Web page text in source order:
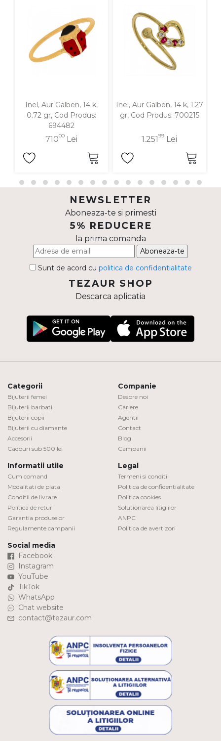
Inel, Aur Galben, 14 k,
0.72 gr, Cod Produs:
694482
71000Lei
Inel, Aur Galben, 14 k, 1.27
gr, Cod Produs: 700215
1.25199 Lei
NEWSLETTER
Aboneaza-te si primesti
5% REDUCERE
la prima comanda
Aboneaza-te
Sunt de acord cu politica de confidentialitate
TEZAUR SHOP
Descarca aplicatia
Categorii
Bijuterii femei
Bijuterii barbati
Bijuterii copii
Bijuterii cu diamante
Accesorii
Cadouri sub 500 lei
Companie
Despre noi
Cariere
Agentii
Contact
Blog
Campanii
Informatii utile
Cum comand
Modalitati de plata
Conditii de livrare
Politica de retur
Garantia produselor
Regulamente campanii
Legal
Termeni si conditii
Politica de confidentialitate
Politica cookies
Solutionarea litigiilor
ANPC
Politica de avertizori
Social media
Facebook
Instagram
YouTube
TikTok
WhatsApp
Chat website
contact@tezaur.com